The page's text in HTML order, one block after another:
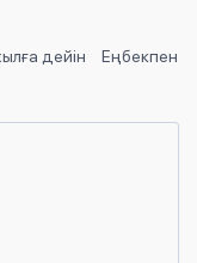
дейін
Еңбекпен